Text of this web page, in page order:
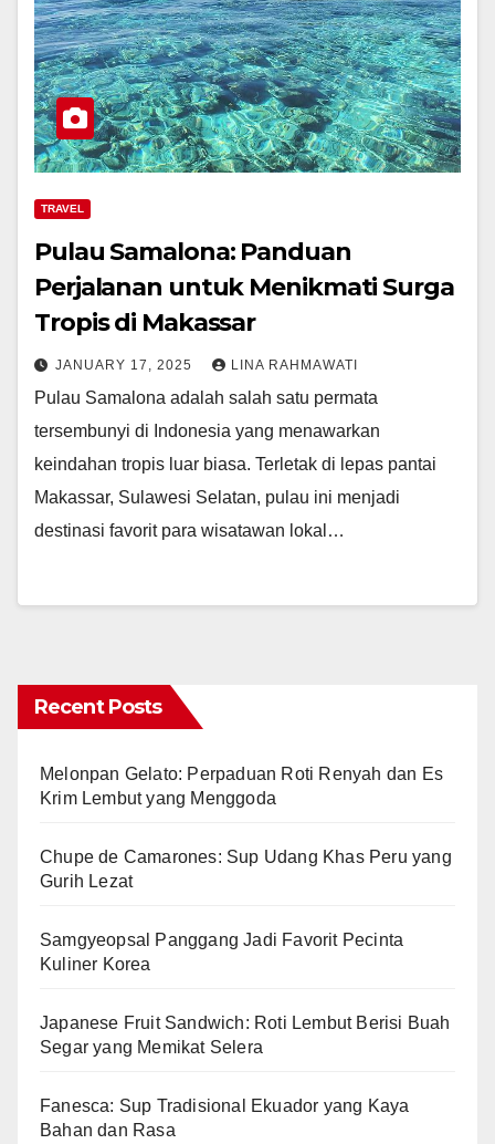
TRAVEL
Pulau Samalona: Panduan
Perjalanan untuk Menikmati Surga
Tropis di Makassar
JANUARY 17, 2025 LINA RAHMAWATI
Pulau Samalona adalah salah satu permata
tersembunyi di Indonesia yang menawarkan
keindahan tropis luar biasa. Terletak di lepas pantai
Makassar, Sulawesi Selatan, pulau ini menjadi
destinasi favorit para wisatawan lokal…
Recent Posts
Melonpan Gelato: Perpaduan Roti Renyah dan Es
Krim Lembut yang Menggoda
Chupe de Camarones: Sup Udang Khas Peru yang
Gurih Lezat
Samgyeopsal Panggang Jadi Favorit Pecinta
Kuliner Korea
Japanese Fruit Sandwich: Roti Lembut Berisi Buah
Segar yang Memikat Selera
Fanesca: Sup Tradisional Ekuador yang Kaya
Bahan dan Rasa